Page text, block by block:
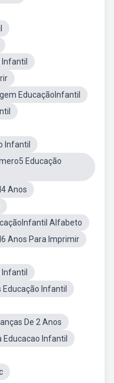
EducaçãoInfantil
Infantil
Educação
Anos
Alfabeto
Anos Para Imprimir
Infantil
De 2 Anos
Infantil